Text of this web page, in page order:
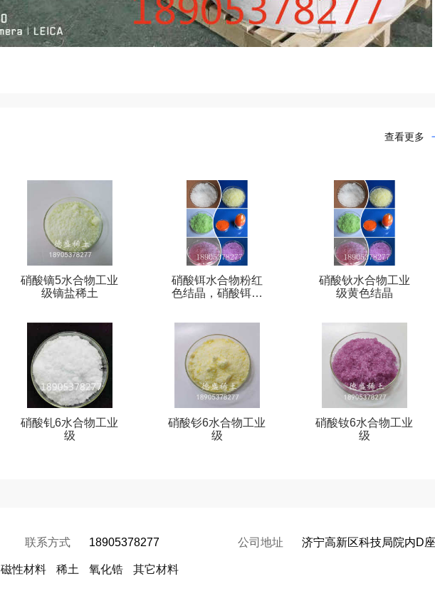
查看更多
硝酸镝5水合物工业
级镝盐稀土
硝酸铒水合物粉红
色结晶，硝酸铒工
硝酸钬水合物工业
级黄色结晶
硝酸钆6水合物工业
级
硝酸钐6水合物工业
级
硝酸钕6水合物工业
级
联系方式 18905378277 公司地址 济宁高新区科技局院内D
磁性材料 稀土 氧化锆 其它材料